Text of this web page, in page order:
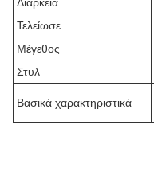
Τελείωσε.
Μέγεθος
Στυλ
Βασικά χαρακτηριστικά